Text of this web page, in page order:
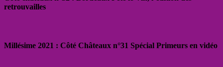
retrouvailles
Millésime 2021 : Côté Châteaux n°31 Spécial Primeurs en vidéo